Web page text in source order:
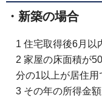
・新築の場合
1 住宅取得後6月以
2 家屋の床面積が
分の1以上が居住用
3 その年の所得金